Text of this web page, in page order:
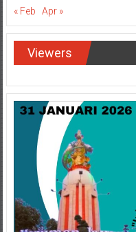
« Feb Apr »
Viewers